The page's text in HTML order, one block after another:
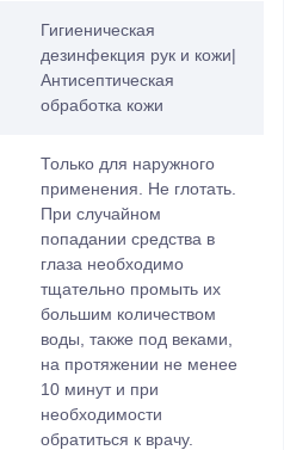
Гигиеническая
дезинфекция рук и кожи|
Антисептическая
обработка кожи
Только для наружного
применения. Не глотать.
При случайном
попадании средства в
глаза необходимо
тщательно промыть их
большим количеством
воды, также под веками,
на протяжении не менее
10 минут и при
необходимости
обратиться к врачу.